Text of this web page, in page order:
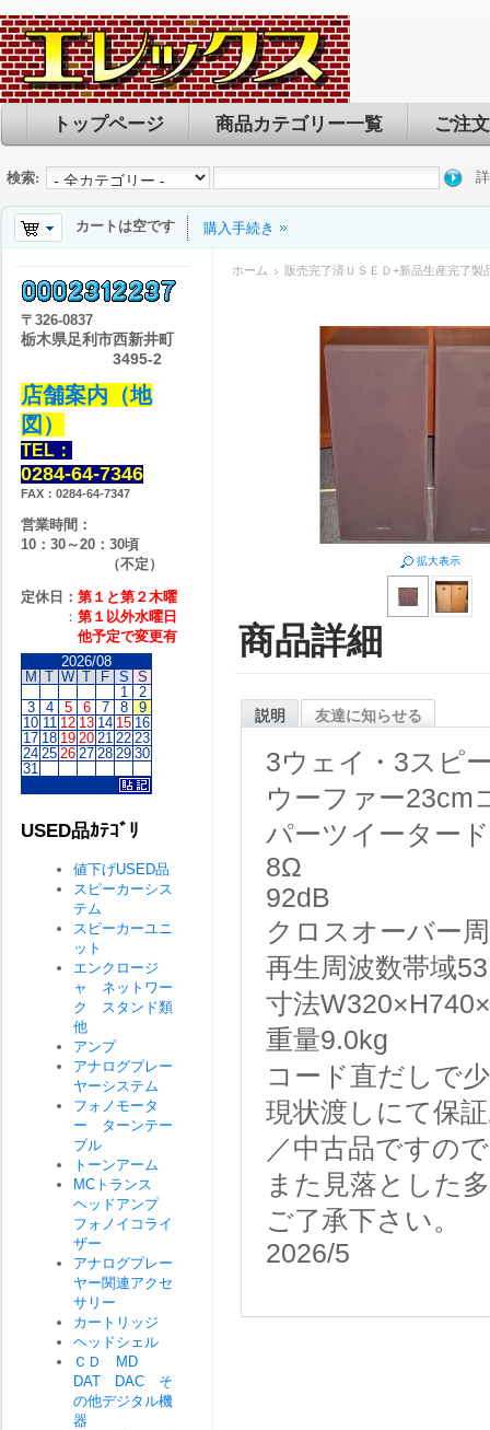
トップページ 商品カテゴリー一覧 ご注
検索:
カートは空です 購入手続き
ホーム 販売完了済ＵＳＥＤ+新品生産完了製
拡大表示
商品詳細
説明 友達に知らせる
3ウェイ・3スピ
ウーファー
パーツイーター
8Ω
92dB
クロスオーバー
再生周波数帯域
寸法
重量9.0kg
コード直だしで
現状渡しにて保
／中古品ですの
また見落とした
ご了承下さい。
2026/5
〒 326-0837
栃木県足利市西新井町
3495-2
店舗案内（地
図）
TEL：
0284-64-7346
FAX：0284-64-7347
営業時間：
10：30～20：30頃
（不定）
定休日： 第１と第２木曜
： 第１以外水曜日
他予定で変更有
2026/08
M T W T F S S
1
2
3
4 5 6 7 8
9
10 11 12 13 14 15 16
17 18 19 20 21 22 23
24 25 26 27 28 29 30
31
USED品ｶﾃｺﾞﾘ
値下げUSED品
スピーカーシス
テム
スピーカーユニ
ット
エンクロージ
ャ ネットワー
ク スタンド類
他
アンプ
アナログプレー
ヤーシステム
フォノモータ
ー ターンテー
ブル
トーンアーム
MCトランス
ヘッドアンプ
フォノイコライ
ザー
アナログプレー
ヤー関連アクセ
サリー
カートリッジ
ヘッドシェル
ＣＤ MD
DAT DAC そ
の他デジタル機
器